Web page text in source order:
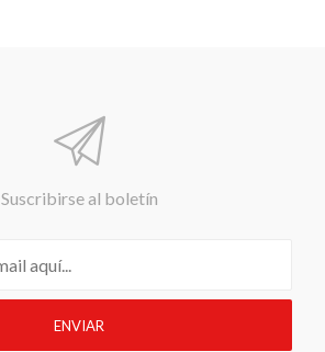
Suscribirse al boletín